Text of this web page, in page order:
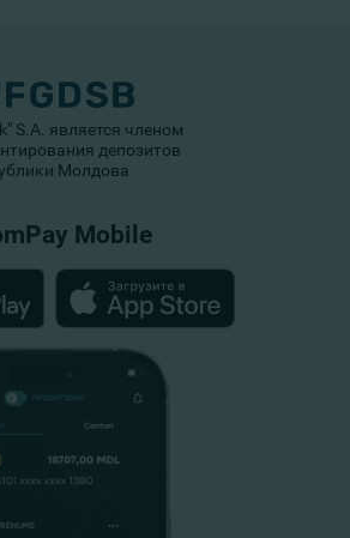
S.A. является членом
депозитов
Молдова
Mobile